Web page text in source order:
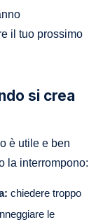
il tuo prossimo
si crea
è utile e ben
la interrompono:
chiedere troppo
le